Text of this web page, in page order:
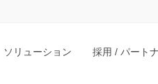
ソリューション 採用 / パート